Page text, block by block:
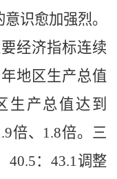
识愈加强烈。
经济指标连续
年地区生产总值
生产总值达到
倍、 1.8倍。三
40.5： 43.1调整